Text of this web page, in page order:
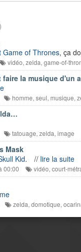
Game of Thrones, ça
vidéo, zelda, game-of-
la musique d'un
homme, seul, musique,
tatouage, zelda, image
Mask
Kid. // lire la suite
00:00 vidéo, court-
zelda, domotique,